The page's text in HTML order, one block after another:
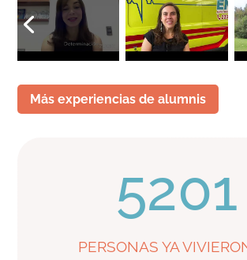
Más experiencias de alumnis
5201
PERSONAS YA